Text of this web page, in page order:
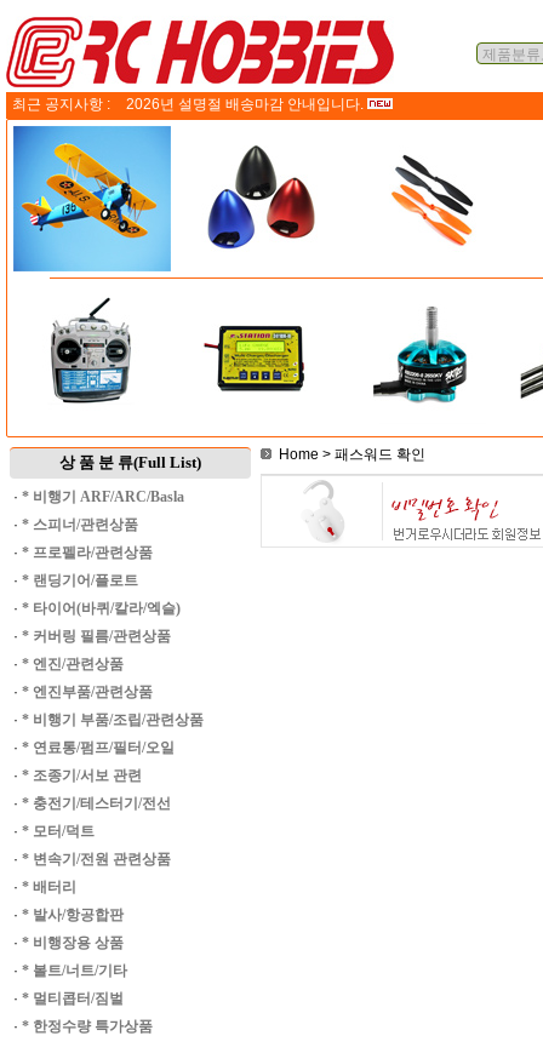
최근 공지사항 : 2026년 설명절 배송마감 안내입니다.
상 품 분 류(Full List)
· * 비행기 ARF/ARC/Basla
· * 스피너/관련상품
· * 프로펠라/관련상품
· * 랜딩기어/플로트
· * 타이어(바퀴/칼라/엑슬)
· * 커버링 필름/관련상품
· * 엔진/관련상품
· * 엔진부품/관련상품
· * 비행기 부품/조립/관련상품
· * 연료통/펌프/필터/오일
· * 조종기/서보 관련
· * 충전기/테스터기/전선
· * 모터/덕트
· * 변속기/전원 관련상품
· * 배터리
· * 발사/항공합판
· * 비행장용 상품
· * 볼트/너트/기타
· * 멀티콥터/짐벌
· * 한정수량 특가상품
Home > 패스워드 확인